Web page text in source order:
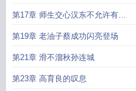
公安部门一把手
第17章 师生交心汉东不允许有沙
李配这么牛逼的组合存在
第19章 老油子蔡成功闪亮登场
第21章 滑不溜秋孙连城
第23章 高育良的叹息